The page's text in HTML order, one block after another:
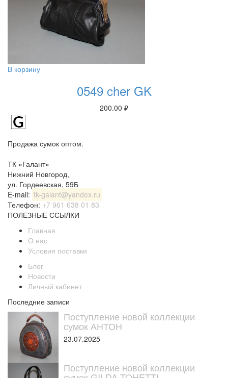
В корзину
0549 cher GK
200.00 ₽
Продажа сумок оптом.
ТК «Галант»
Нижний Новгород,
ул. Гордеевская, 59Б
E-mail: tk-galant@yandex.ru
Телефон: +7 961 638 01 83
ПОЛЕЗНЫЕ ССЫЛКИ
Главная
О нас
Условия поставки
Блог
Новости
Личный кабинет
Последние записи
Поступление новой коллекции
сумок АНТОН
23.07.2025
Поступление новой коллекции